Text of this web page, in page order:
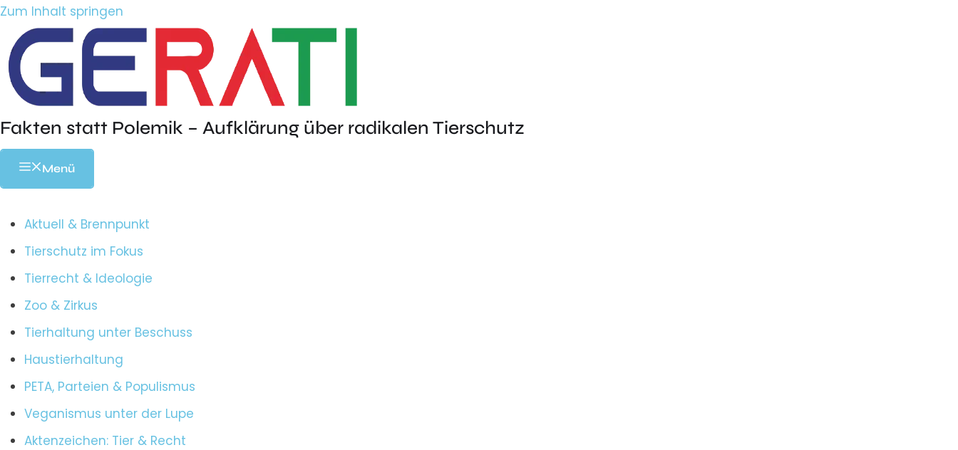
Zum Inhalt springen
Fakten statt Polemik – Aufklärung über radikalen Tierschutz
Menü
Aktuell & Brennpunkt
Tierschutz im Fokus
Tierrecht & Ideologie
Zoo & Zirkus
Tierhaltung unter Beschuss
Haustierhaltung
PETA, Parteien & Populismus
Veganismus unter der Lupe
Aktenzeichen: Tier & Recht